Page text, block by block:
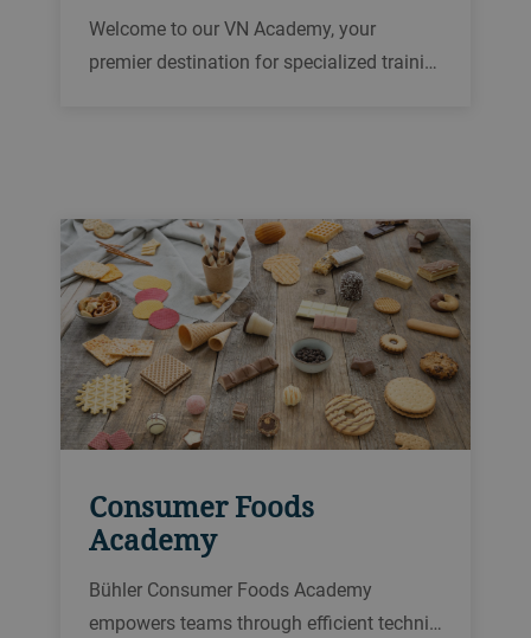
Welcome to our VN Academy, your
premier destination for specialized traini…
Consumer Foods
Academy
Bühler Consumer Foods Academy
empowers teams through efficient techni…